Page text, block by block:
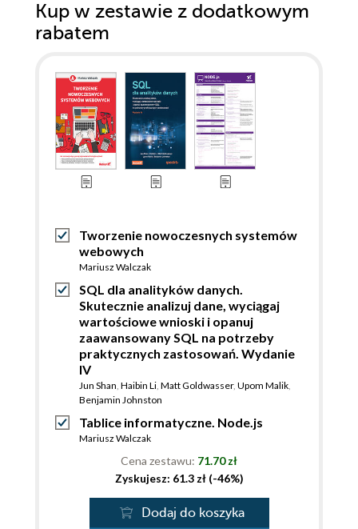
Kup w zestawie z dodatkowym
rabatem
Tworzenie nowoczesnych systemów
webowych
Mariusz Walczak
SQL dla analityków danych.
Skutecznie analizuj dane, wyciągaj
wartościowe wnioski i opanuj
zaawansowany SQL na potrzeby
praktycznych zastosowań. Wydanie
IV
Jun Shan, Haibin Li, Matt Goldwasser, Upom Malik,
Benjamin Johnston
Tablice informatyczne. Node.js
Mariusz Walczak
Cena zestawu: 71.70 zł
Zyskujesz: 61.3 zł (-46%)
Dodaj do koszyka